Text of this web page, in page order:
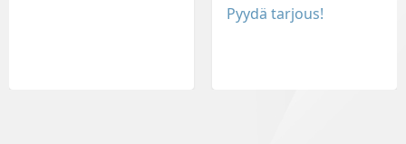
Pyydä tarjous!